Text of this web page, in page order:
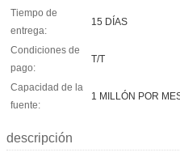
Tiempo de
entrega:
15 DÍAS
Condiciones de
pago:
T/T
Capacidad de la
fuente:
1 MILLÓN POR
descripción